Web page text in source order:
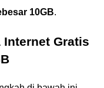
10GB.
Internet Gratis